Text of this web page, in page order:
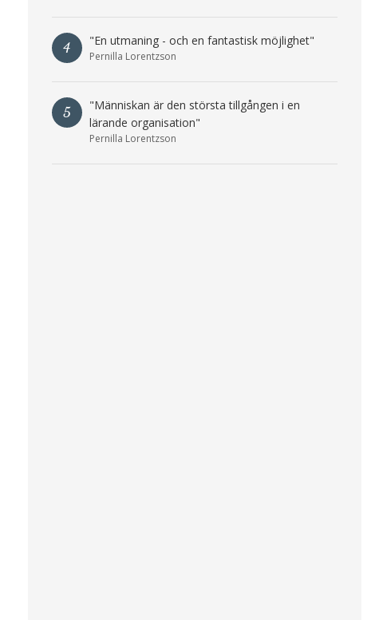
4 "En utmaning - och en fantastisk möjlighet"
Pernilla Lorentzson
5
"Människan är den största tillgången i en
lärande organisation"
Pernilla Lorentzson